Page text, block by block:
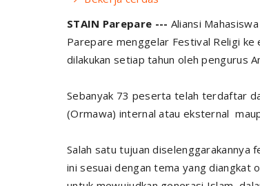
STAIN Parepare --- Aliansi
Parepare menggelar Festival Religi
dilakukan setiap tahun oleh pengurus
Sebanyak 73 peserta telah terdaftar
(Ormawa) internal atau eksternal
Salah satu tujuan diselenggarakannya
ini sesuai dengan tema yang diangkat